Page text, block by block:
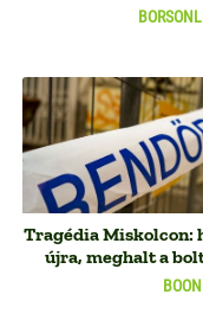
BOON
Tragédia Miskolcon:
újra, meghalt a